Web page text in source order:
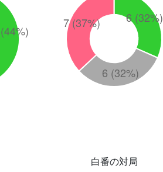
白番の対局